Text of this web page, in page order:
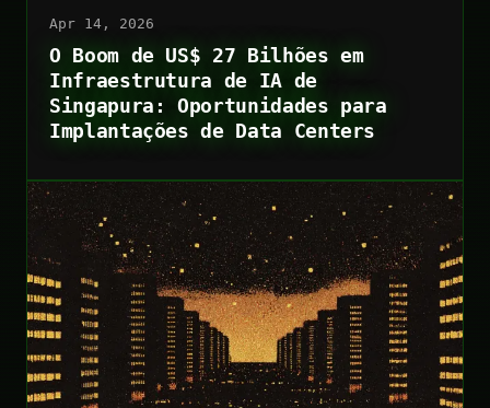
Apr 14, 2026
O Boom de US$ 27 Bilhões em
Infraestrutura de IA de
Singapura: Oportunidades para
Implantações de Data Centers